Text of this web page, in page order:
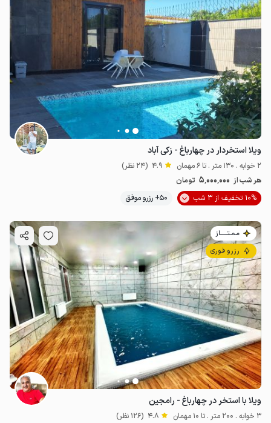
ویلا استخردار در چهارباغ - زکی آباد
2 خوابه . 130 متر . تا 6 مهمان 4.9 (24 نظر)
هر شب از 5٬000٬000 تومان
10% تخفیف از 3 شب
50+ رزرو موفق
مـمـتــــــاز
رزرو فوری
ویلا با استخر در چهارباغ - رامجین
3 خوابه . 200 متر . تا 10 مهمان 4.8 (126 نظر)